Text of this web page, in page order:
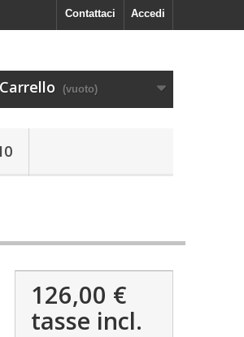
Accedi
Contattaci
Carrello (vuoto)
126,00 €
tasse incl.